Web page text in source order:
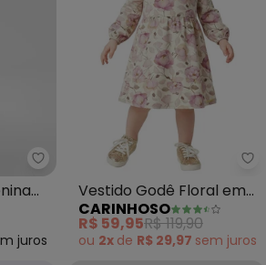
Brandili - Vestido Infantil
juros
Vestido Godê Floral em
Cotton (Rosa)
CARINHOSO
R$ 59,95R$ 119,90
ou 2x de R$ 29,97 sem juros